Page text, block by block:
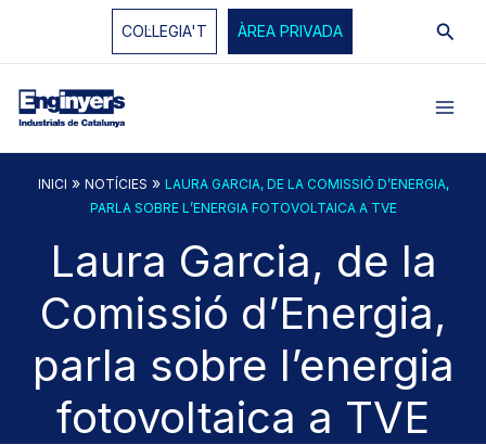
COL·LEGIA'T ÀREA PRIVADA
INICI » NOTÍCIES » LAURA GARCIA, DE LA COMISSIÓ D’ENERGIA,
PARLA SOBRE L’ENERGIA FOTOVOLTAICA A TVE
Laura Garcia, de la
Comissió d’Energia,
parla sobre l’energia
fotovoltaica a TVE